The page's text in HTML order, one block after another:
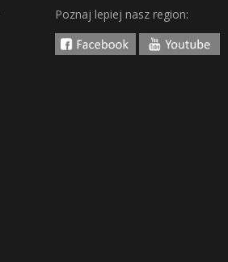
Poznaj lepiej nasz region: